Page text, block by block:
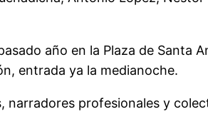
año en la Plaza de Santa
entrada ya la medianoche.
narradores profesionales y